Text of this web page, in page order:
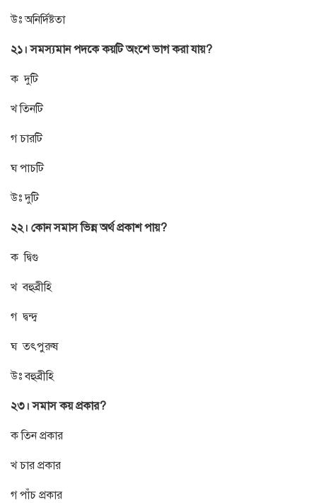
উঃ অনির্দিষ্টতা
২১। সমস্যমান পদকে কয়টি অংশে ভাগ করা যায়?
ক দুটি
খ তিনটি
গ চারটি
ঘ পাচটি
উঃ দুটি
২২। কোন সমাস ভিন্ন অর্থ প্রকাশ পায়?
ক দ্বিগু
খ বহুব্রীহি
গ দ্বন্দ্ব
ঘ তৎপুরুষ
উঃ বহুব্রীহি
২৩। সমাস কয় প্রকার?
ক তিন প্রকার
খ চার প্রকার
গ পাঁচ প্রকার